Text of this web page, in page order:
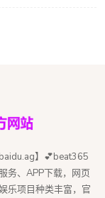
】💕beat365
务、APP下载，网页
乐项目种类丰富，官